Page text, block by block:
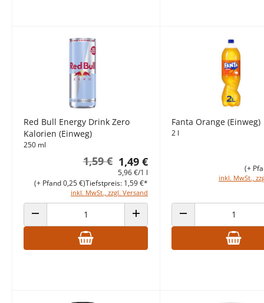
Red Bull Energy Drink Zero
Kalorien (Einweg)
250 ml
1,49 €
1,59 €
5,96 €/1 l
inkl. MwSt., zzgl. Versand
(+ Pfand 0,25 €)Tiefstpreis: 1,59 €*
ANZAHL VERRINGERN ANZAHL ERHÖHEN
Fanta Orange (Einweg)
2 l
inkl. MwSt.,
(+
ANZAHL VERRINGERN